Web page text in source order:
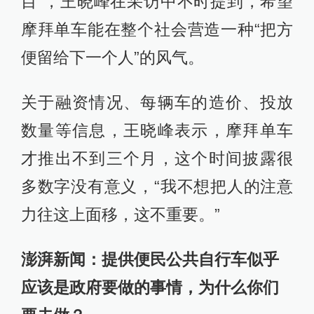
摩拜单车能在整个社会营造一种“把方
便留给下一个人”的风气。
关于融资情况、每辆车的造价、投放
数量等信息，王晓峰表示，摩拜单车
才推出不到三个月，这个时间披露很
多数字没有意义，“我不想把人的注意
力往这上面移，这不重要。”
澎湃新闻：提供便民公共自行车似乎
应该是政府要做的事情，为什么你们